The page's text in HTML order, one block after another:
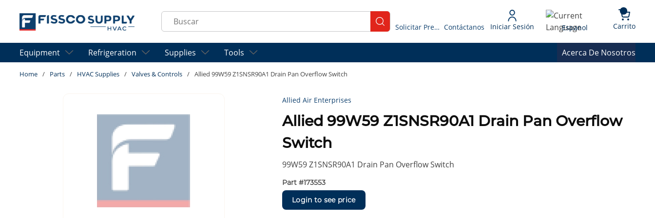
Skip to main content
Site Search
submit search
Solicitar Presupuesto Contáctanos Iniciar Sesión Language
Espanol Carrito{0}
Equipment Refrigeration Supplies Tools Acerca De Nosotros
Home / Parts / HVAC Supplies / Valves & Controls / Allied 99W59 Z1SNSR90A1 Drain Pan Overflow Switch
Allied Air Enterprises
Allied 99W59 Z1SNSR90A1 Drain Pan Overflow
Switch
99W59 Z1SNSR90A1 Drain Pan Overflow Switch
Part #173553
Login to see price